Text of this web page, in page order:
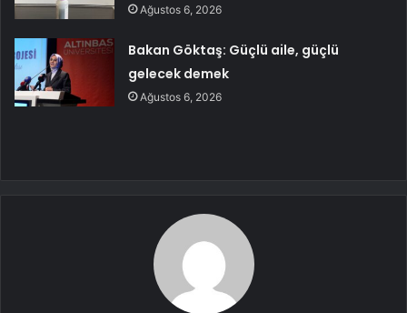
Ağustos 6, 2026
Bakan Göktaş: Güçlü aile, güçlü
gelecek demek
Ağustos 6, 2026